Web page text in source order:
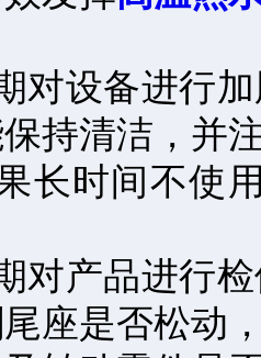
设备进行加
持清洁，并
时间不使用
产品进行检
座是否松动